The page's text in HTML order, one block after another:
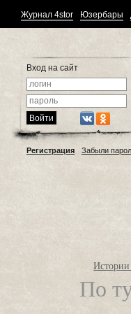
Журнал 4stor Юзербары
Вход на сайт
Регистрация Забыли
По